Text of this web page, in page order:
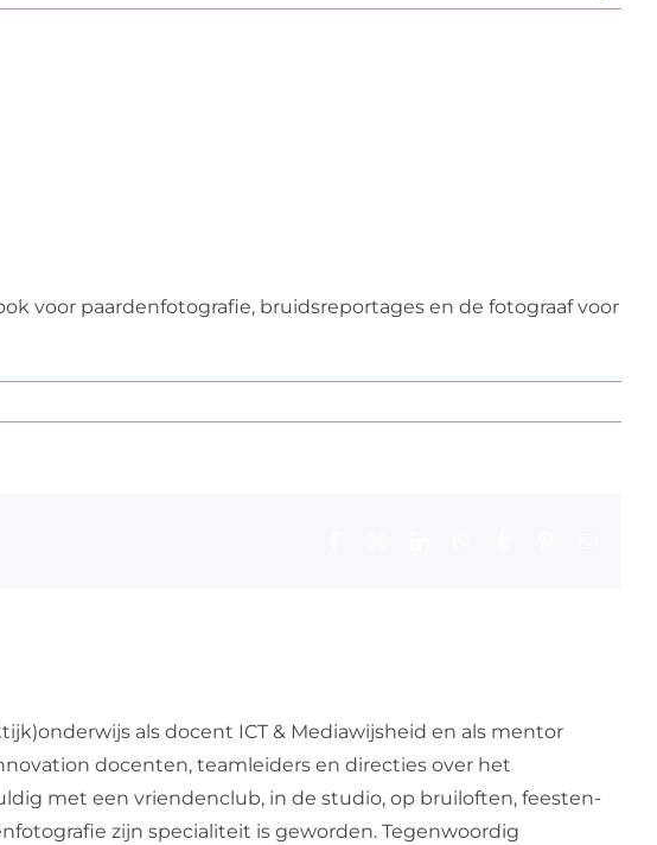
voor paardenfotografie, bruidsreportages en de fotograaf voor
als docent ICT & Mediawijsheid en als mentor
docenten, teamleiders en directies over het
met een vriendenclub, in de studio, op bruiloften, feesten-
zijn specialiteit is geworden. Tegenwoordig